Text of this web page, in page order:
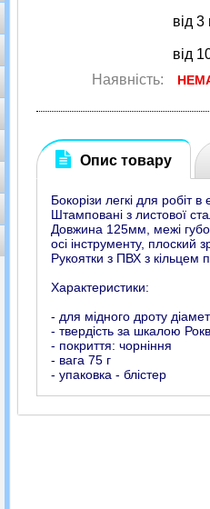
від 3
від
Наявність:
Опис товару
Бокорізи легкі для робіт в
Штамповані з листової
Довжина 125мм, межі
осі інструменту, плоский
Рукоятки з ПВХ з кільцем
Характеристики:
- для мідного дроту
- твердість за шкалою
- покриття: чорніння
- вага 75 г
- упаковка - блістер